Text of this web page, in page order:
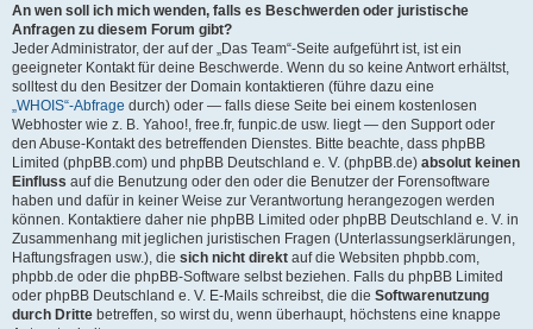
An wen soll ich mich wenden, falls es Beschwerden oder juristische
Anfragen zu diesem Forum gibt?
Jeder Administrator, der auf der „Das Team“-Seite aufgeführt ist, ist ein
geeigneter Kontakt für deine Beschwerde. Wenn du so keine Antwort erhältst,
solltest du den Besitzer der Domain kontaktieren (führe dazu eine
„WHOIS“-Abfrage durch) oder — falls diese Seite bei einem kostenlosen
Webhoster wie z. B. Yahoo!, free.fr, funpic.de usw. liegt — den Support oder
den Abuse-Kontakt des betreffenden Dienstes. Bitte beachte, dass phpBB
Limited (phpBB.com) und phpBB Deutschland e. V. (phpBB.de) absolut keinen
Einfluss auf die Benutzung oder den oder die Benutzer der Forensoftware
haben und dafür in keiner Weise zur Verantwortung herangezogen werden
können. Kontaktiere daher nie phpBB Limited oder phpBB Deutschland e. V. in
Zusammenhang mit jeglichen juristischen Fragen (Unterlassungserklärungen,
Haftungsfragen usw.), die sich nicht direkt auf die Websiten phpbb.com,
phpbb.de oder die phpBB-Software selbst beziehen. Falls du phpBB Limited
oder phpBB Deutschland e. V. E-Mails schreibst, die die Softwarenutzung
durch Dritte betreffen, so wirst du, wenn überhaupt, höchstens eine knappe